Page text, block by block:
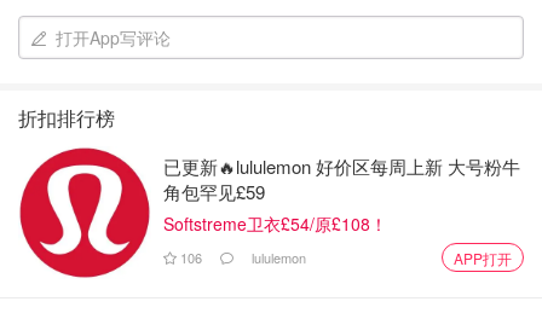
没有外套会很冷。如果大家怕穿多了热穿少了冷的话可
以像我一样穿一条运动短裤，冷的时候套上一条运动长
拍照设备：景色真的很美，其实用手机都足够，下面所
有的图都是用iphone拍的，专业的摄影爱好者们你们
就自由发挥啦
望远镜：这个我没有带，不过如果对野生动物特别感兴
趣的可以考虑
打开App写评论
折扣排行榜
已更新🔥lululemon 好价区每周上新 大号粉牛
角包罕见£59
Softstreme卫衣£54/原£108！
106 lululemon APP打开